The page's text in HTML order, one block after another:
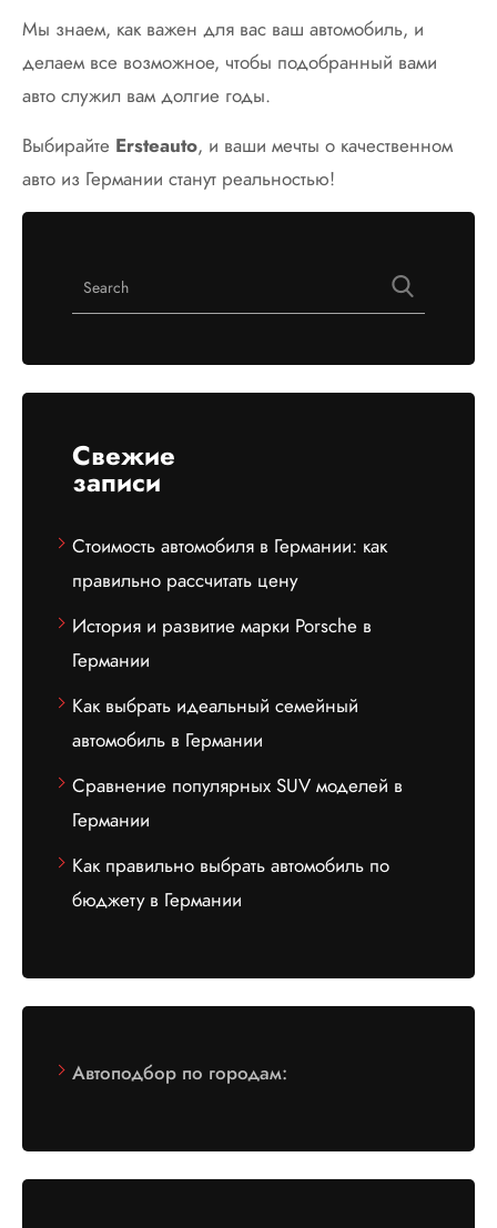
Мы знаем, как важен для вас ваш автомобиль, и
делаем все возможное, чтобы подобранный вами
авто служил вам долгие годы.
Выбирайте Ersteauto, и ваши мечты о качественном
авто из Германии станут реальностью!
Свежие
записи
Стоимость автомобиля в Германии: как
правильно рассчитать цену
История и развитие марки Porsche в
Германии
Как выбрать идеальный семейный
автомобиль в Германии
Сравнение популярных SUV моделей в
Германии
Как правильно выбрать автомобиль по
бюджету в Германии
Автоподбор по городам: